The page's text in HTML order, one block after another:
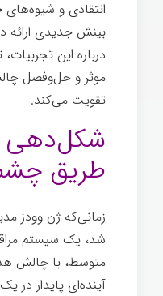
انتقادی و شیوه‌های
بینش جدیدی ارائه
درباره این
موثر و حل‌وفصل
تقویت می‌کند.
شکل‌دهی
طریق
شد، یک سیستم
متوسط، با چالش
آینده‌ای پایدار